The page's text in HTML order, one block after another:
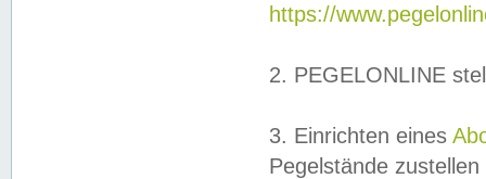
https://
2. PEGELONLINE
3. Einrichten eines
Pegelstände